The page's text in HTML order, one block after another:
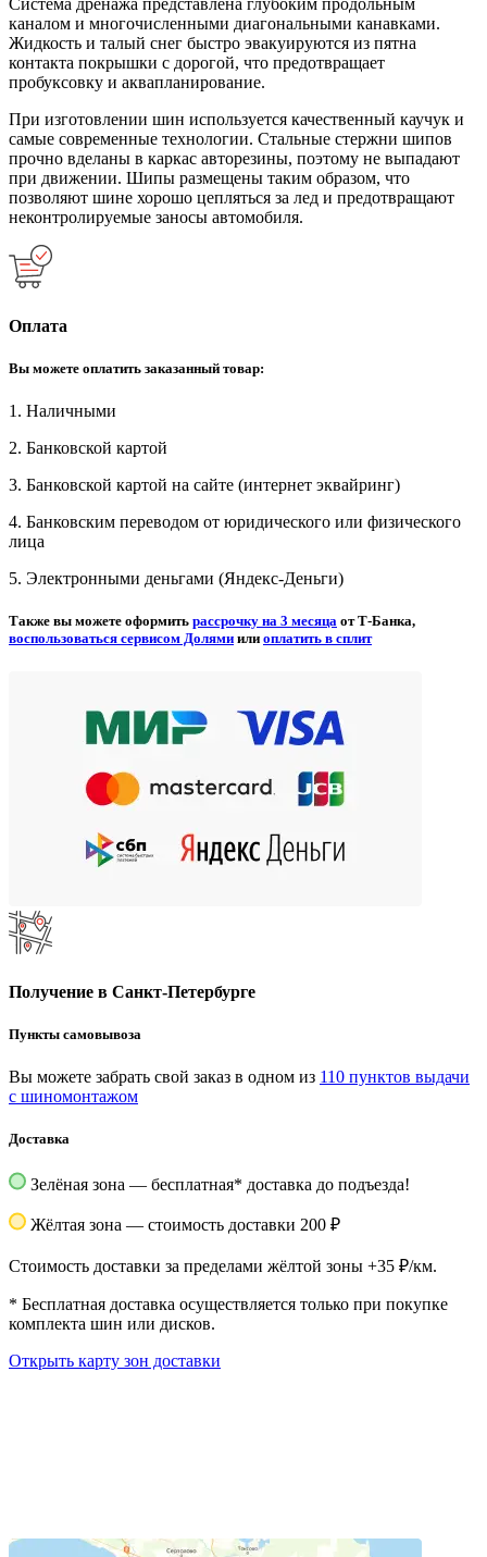
Система дренажа представлена глубоким продольным
каналом и многочисленными диагональными канавками.
Жидкость и талый снег быстро эвакуируются из пятна
контакта покрышки с дорогой, что предотвращает
пробуксовку и аквапланирование.
При изготовлении шин используется качественный каучук и
самые современные технологии. Стальные стержни шипов
прочно вделаны в каркас авторезины, поэтому не выпадают
при движении. Шипы размещены таким образом, что
позволяют шине хорошо цепляться за лед и предотвращают
неконтролируемые заносы автомобиля.
Оплата
Вы можете оплатить заказанный товар:
1. Наличными
2. Банковской картой
3. Банковской картой на сайте (интернет эквайринг)
4. Банковским переводом от юридического или физического
лица
5. Электронными деньгами (Яндекс-Деньги)
Также вы можете оформить рассрочку на 3 месяца от Т-Банка,
воспользоваться сервисом Долями или оплатить в сплит
Получение в Санкт-Петербурге
Пункты самовывоза
Вы можете забрать свой заказ в одном из 110 пунктов выдачи
с шиномонтажом
Доставка
Зелёная зона — бесплатная* доставка до подъезда!
Жёлтая зона — стоимость доставки 200 ₽
Стоимость доставки за пределами жёлтой зоны +35 ₽/км.
* Бесплатная доставка осуществляется только при покупке
комплекта шин или дисков.
Открыть карту зон доставки